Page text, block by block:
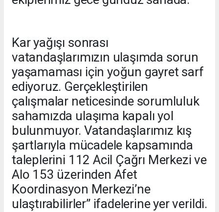
Kar yağışı sonrası
vatandaşlarımızın ulaşımda sorun
yaşamaması için yoğun gayret sarf
ediyoruz. Gerçekleştirilen
çalışmalar neticesinde sorumluluk
sahamızda ulaşıma kapalı yol
bulunmuyor. Vatandaşlarımız kış
şartlarıyla mücadele kapsamında
taleplerini 112 Acil Çağrı Merkezi ve
Alo 153 üzerinden Afet
Koordinasyon Merkezi’ne
ulaştırabilirler” ifadelerine yer verildi.